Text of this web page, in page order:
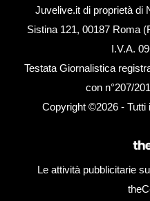
Juvelive.it di proprietà di
Sistina 121, 00187 Roma
I.V.A.
Testata Giornalistica
con n°207/
Copyright ©2026 - Tutti
Le attività pubblicitarie